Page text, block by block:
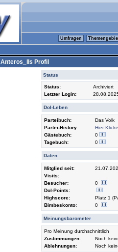
Umfragen
Anteros_IIs Profil
Status
Status:
Archiviert
Letzter Login:
Dol-Leben
Parteibuch:
Das Volk
Partei-History
Hier
Gästebuch:
0
Tagebuch:
0
Daten
Mitglied seit:
Visits:
Besucher:
0
Dol-Points:
Highscore:
Platz 1
Bimbeskonto:
0
Meinungsbarometer
Pro Meinung durchschnittlich
Zustimmungen:
Noch
Ablehnungen:
Noch